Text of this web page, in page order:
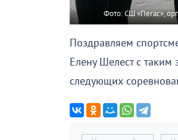
Фото: СШ «Пегас»,
Поздравляем
Елену Шелест с
следующих